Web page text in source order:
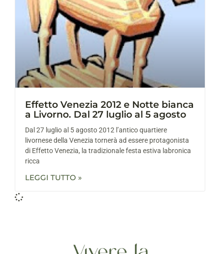
Effetto Venezia 2012 e Notte bianca
a Livorno. Dal 27 luglio al 5 agosto
Dal 27 luglio al 5 agosto 2012 l’antico quartiere
livornese della Venezia tornerà ad essere protagonista
di Effetto Venezia, la tradizionale festa estiva labronica
ricca
LEGGI TUTTO »